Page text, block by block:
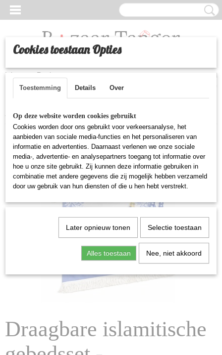
Inloggen Registreren
Home >Gebed> Draagbare islamitische gebedsset - Donkerblauw
Draagbare islamitische
Cookies toestaan Opties
Toestemming Details Over
Op deze website worden cookies gebruikt
Cookies worden door ons gebruikt voor verkeersanalyse, het
aanbieden van sociale media-functies en het personaliseren van
informatie en advertenties. Daarnaast verlenen we onze sociale
media-, advertentie- en analysepartners toegang tot informatie over
hoe u onze site gebruikt. Zij kunnen deze informatie gebruiken in
combinatie met andere gegevens die zij mogelijk hebben verzameld
door uw gebruik van hun diensten of die u hen hebt verstrekt.
Later opnieuw tonen Selectie toestaan
Alles toestaan Nee, niet akkoord